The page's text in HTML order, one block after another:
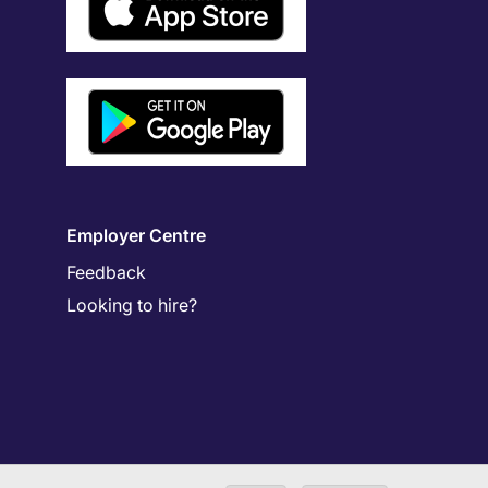
Employer Centre
Feedback
Looking to hire?